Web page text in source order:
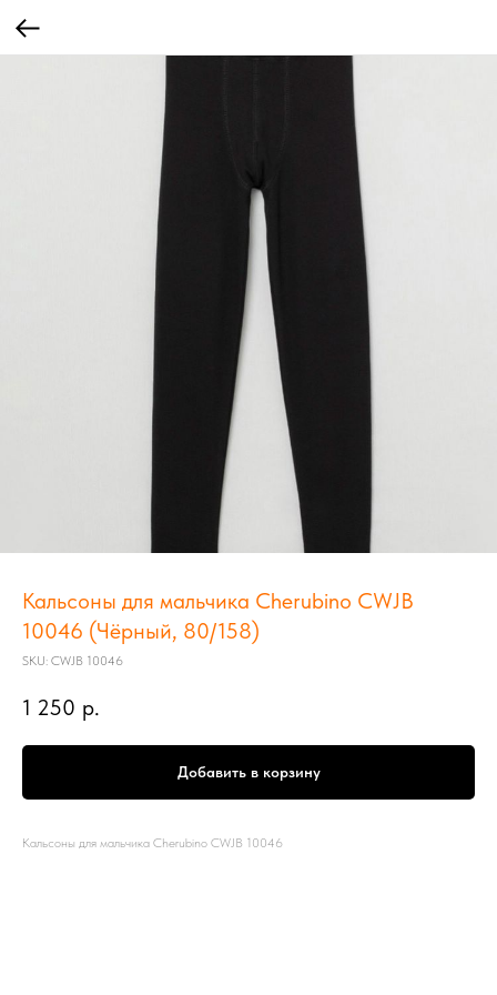
Кальсоны для мальчика Cherubino CWJB
10046 (Чёрный, 80/158)
SKU: CWJB 10046
1 250 р.
Добавить в корзину
Кальсоны для мальчика Cherubino CWJB 10046